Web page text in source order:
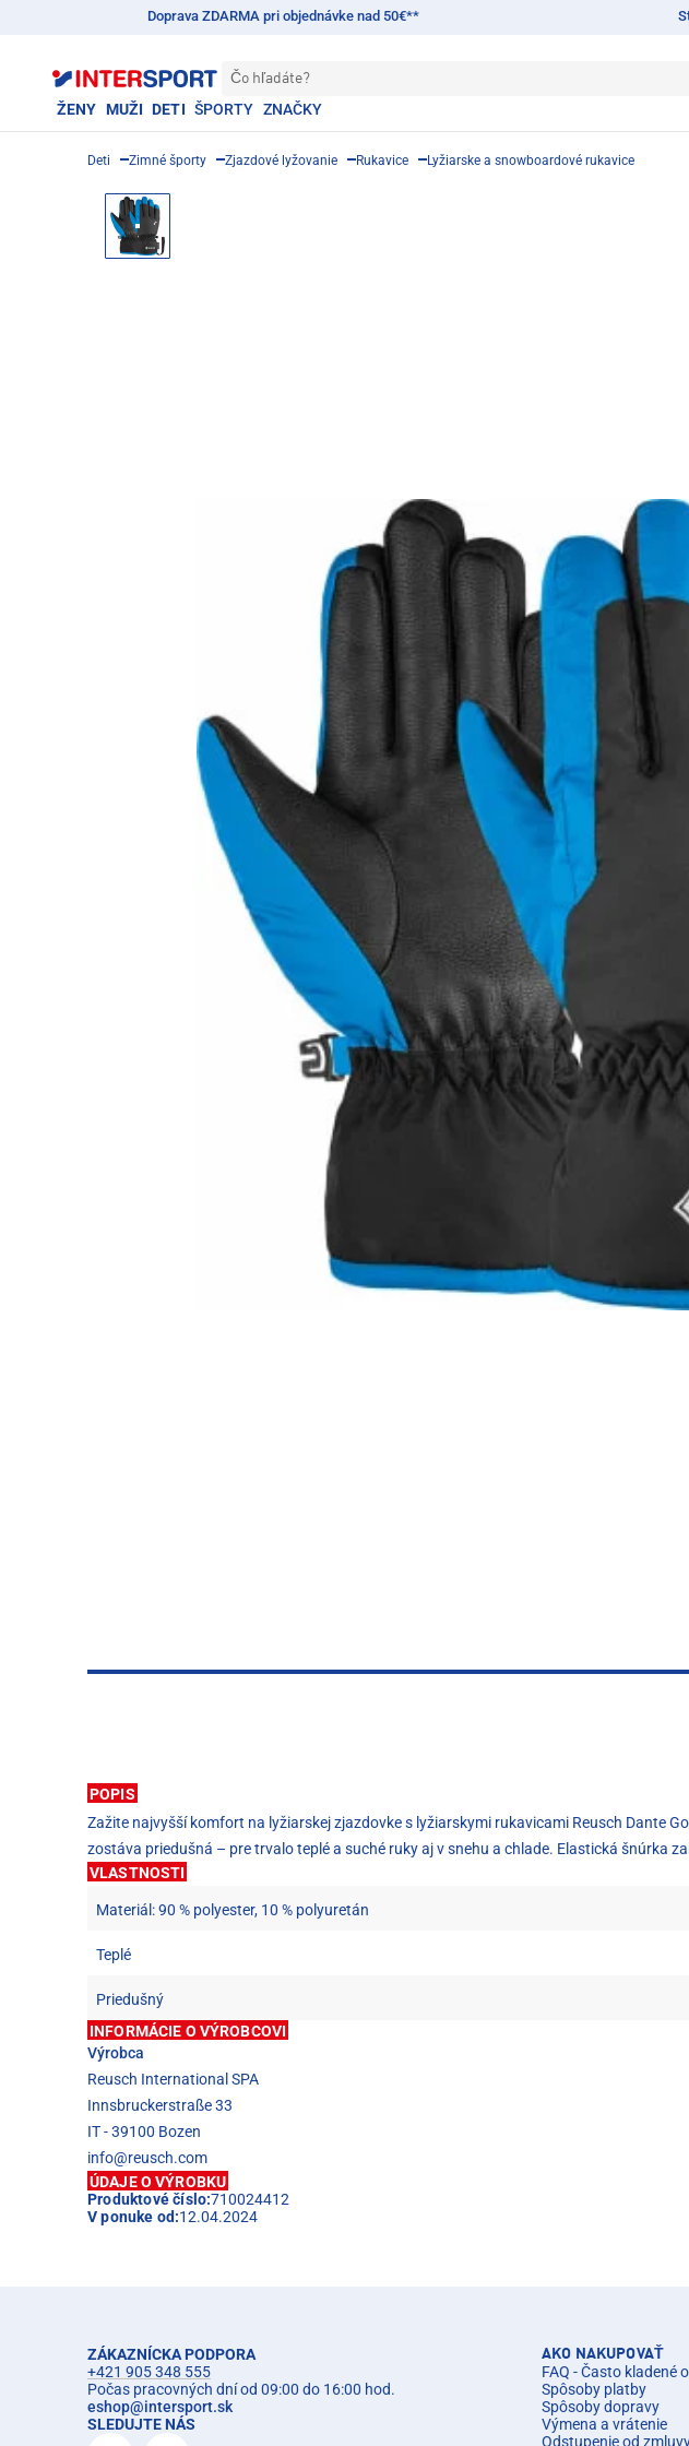
Doprava ZDARMA pri objednávke nad 50€**
Čo hľadáte?
ŽENY MUŽI DETI ŠPORTY ZNAČKY
Deti Zimné športy Zjazdové lyžovanie Rukavice Lyžiarske a snowboardové rukavice
POPIS
Zažite najvyšší komfort na lyžiarskej zjazdovke s lyžiarskymi rukavicami Reusch Dante
zostáva priedušná – pre trvalo teplé a suché ruky aj v snehu a chlade. Elastická šnúrka
VLASTNOSTI
Materiál: 90 % polyester, 10 % polyuretán
Teplé
Priedušný
INFORMÁCIE O VÝROBCOVI
Výrobca
Reusch International SPA
Innsbruckerstraße 33
IT - 39100 Bozen
info@reusch.com
ÚDAJE O VÝROBKU
Produktové číslo:710024412
V ponuke od:12.04.2024
ZÁKAZNÍCKA PODPORA
+421 905 348 555
Počas pracovných dní od 09:00 do 16:00 hod.
eshop@intersport.sk
SLEDUJTE NÁS
AKO NAKUPOVAŤ
FAQ - Často kladené
Spôsoby platby
Spôsoby dopravy
Výmena a vrátenie
Odstupenie od